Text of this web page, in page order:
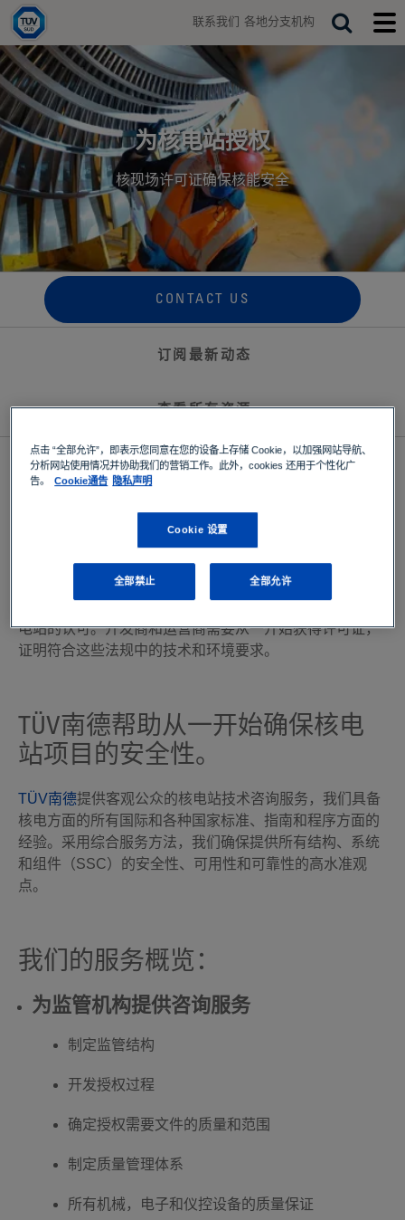
e
各地分支机构
联系我们
T
o
r
T
o
e
n
S
为核电站授权
核现场许可证确保核能安全
CONTACT US
订阅最新动态
查看所有资源
什么是核电站授权？为什么核电
也是最关键的步骤之一。通过识别出可能给公众和环境带
来潜在风险的所有内外部安全因素，达到管理许可证颁发
电站的认可。开发商和运营商需要从一开始获得许可证，
证明符合这些法规中的技术和环境要求。
TÜV南德帮助从一开始确保核电
站项目的安全性。
TÜV南德提供客观公众的核电站技术咨询服务，我们具备
核电方面的所有国际和各种国家标准、指南和程序方面的
经验。采用综合服务方法，我们确保提供所有结构、系统
和组件（SSC）的安全性、可用性和可靠性的高水准观
点。
我们的服务概览：
为监管机构提供咨询服务
制定监管结构
开发授权过程
确定授权需要文件的质量和范围
制定质量管理体系
所有机械，电子和仪控设备的质量保证
点击 “全部允许”，即表示您同意在您的设备上存储 Cookie，以加强网站导航、
分析网站使用情况并协助我们的营销工作。此外，cookies 还用于个性化广
告。 Cookie通告 隐私声明
Cookie 设置
全部禁止 全部允许